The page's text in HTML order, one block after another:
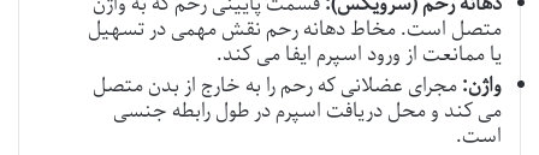
متصل است. مخاط دهانه رحم نقش مهمی در تسهیل
یا ممانعت از ورود اسپرم ایفا می کند.
واژن:مجرای عضلانی که رحم را به خارج از بدن متصل
می کند و محل دریافت اسپرم در طول رابطه جنسی
است.